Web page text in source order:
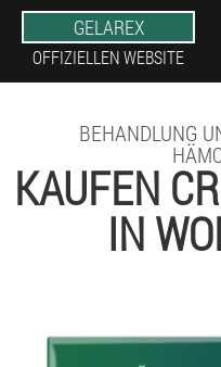
GELAREX
OFFIZIELLEN WEBSITE
BEHANDLUNG
KAUFEN
IN